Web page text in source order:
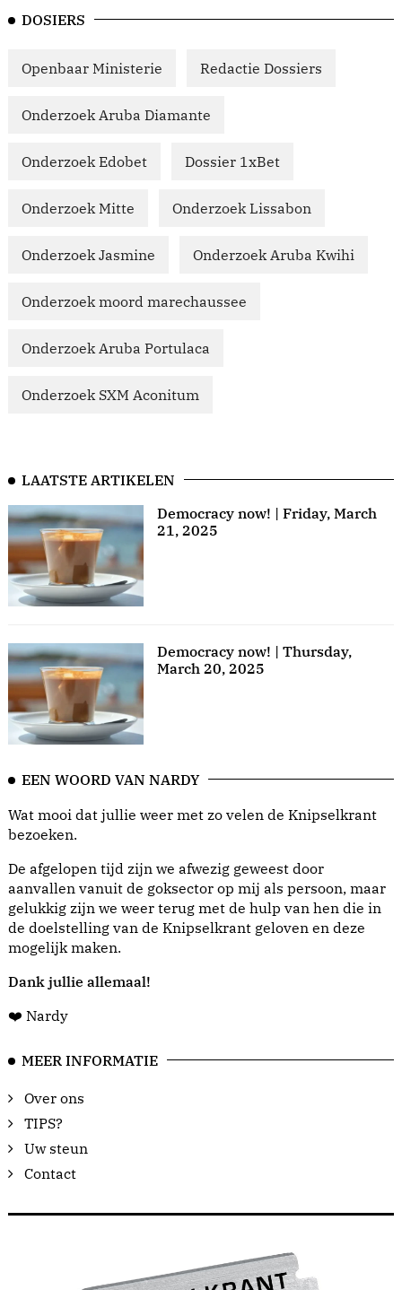
DOSIERS
Openbaar Ministerie Redactie Dossiers
Onderzoek Aruba Diamante
Onderzoek Edobet Dossier 1xBet
Onderzoek Mitte Onderzoek Lissabon
Onderzoek Jasmine Onderzoek Aruba Kwihi
Onderzoek moord marechaussee
Onderzoek Aruba Portulaca
Onderzoek SXM Aconitum
LAATSTE ARTIKELEN
Democracy now! | Friday, March
21, 2025
Democracy now! | Thursday,
March 20, 2025
EEN WOORD VAN NARDY
Wat mooi dat jullie weer met zo velen de Knipselkrant
bezoeken.
De afgelopen tijd zijn we afwezig geweest door
aanvallen vanuit de goksector op mij als persoon, maar
gelukkig zijn we weer terug met de hulp van hen die in
de doelstelling van de Knipselkrant geloven en deze
mogelijk maken.
Dank jullie allemaal!
❤️ Nardy
MEER INFORMATIE
Over ons
TIPS?
Uw steun
Contact